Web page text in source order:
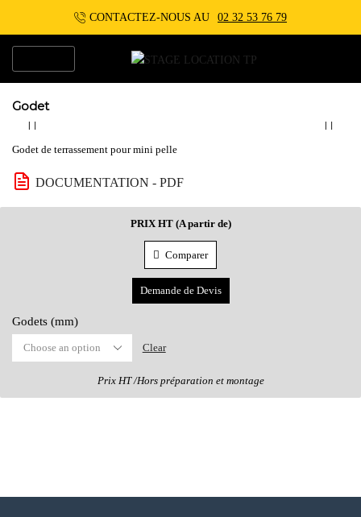
CONTACTEZ-NOUS AU 02 32 53 76 79
Godet
Godet de terrassement pour mini pelle
DOCUMENTATION - PDF
PRIX HT (A partir de)
Comparer
Demande de Devis
Godets (mm)
Clear
Prix HT /Hors préparation et montage